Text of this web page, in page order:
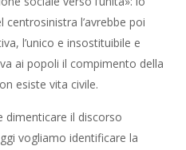
l’avrebbe poi
l’unico e insostituibile e
ai popoli il compimento della
esiste vita civile.
dimenticare il discorso
vogliamo identificare la